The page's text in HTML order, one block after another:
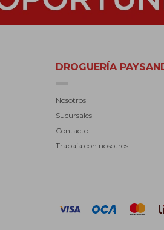
DROGUERÍA
Nosotros
Sucursales
Contacto
Trabaja con nosotros